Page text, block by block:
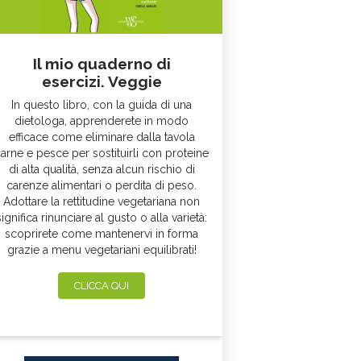
Il mio quaderno di
esercizi. Veggie
In questo libro, con la guida di una
dietologa, apprenderete in modo
efficace come eliminare dalla tavola
e pesce per sostituirli con proteine
di alta qualità, senza alcun rischio di
carenze alimentari o perdita di peso.
Adottare la rettitudine vegetariana non
rinunciare al gusto o alla varietà:
scoprirete come mantenervi in forma
grazie a menu vegetariani equilibrati!
CLICCA QUI